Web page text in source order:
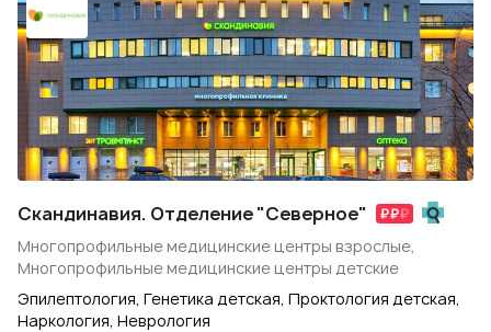
Скандинавия. Отделение "Северное"
Многопрофильные медицинские центры взрослые,
Многопрофильные медицинские центры детские
Эпилептология, Генетика детская, Проктология детская,
Наркология, Неврология